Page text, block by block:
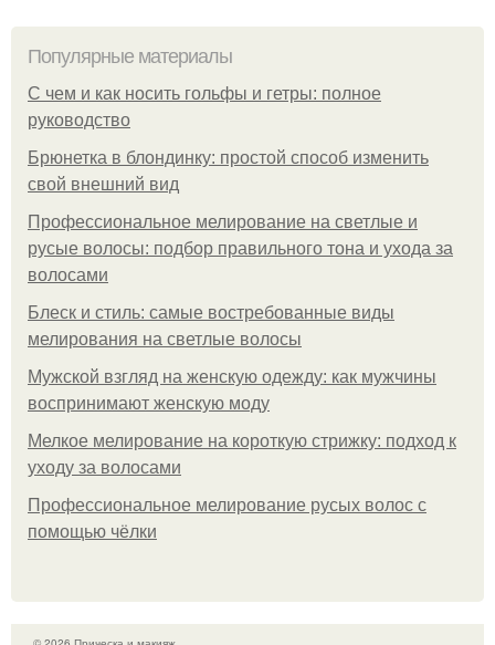
Популярные материалы
С чем и как носить гольфы и гетры: полное
руководство
Брюнетка в блондинку: простой способ изменить
свой внешний вид
Профессиональное мелирование на светлые и
русые волосы: подбор правильного тона и ухода за
волосами
Блеск и стиль: самые востребованные виды
мелирования на светлые волосы
Мужской взгляд на женскую одежду: как мужчины
воспринимают женскую моду
Мелкое мелирование на короткую стрижку: подход к
уходу за волосами
Профессиональное мелирование русых волос с
помощью чёлки